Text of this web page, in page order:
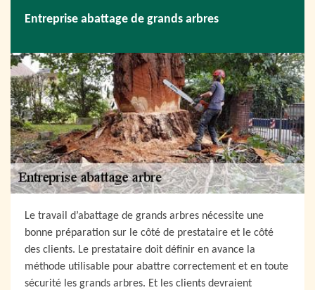
Entreprise abattage de grands arbres
Le travail d’abattage de grands arbres nécessite une
bonne préparation sur le côté de prestataire et le côté
des clients. Le prestataire doit définir en avance la
méthode utilisable pour abattre correctement et en toute
sécurité les grands arbres. Et les clients devraient